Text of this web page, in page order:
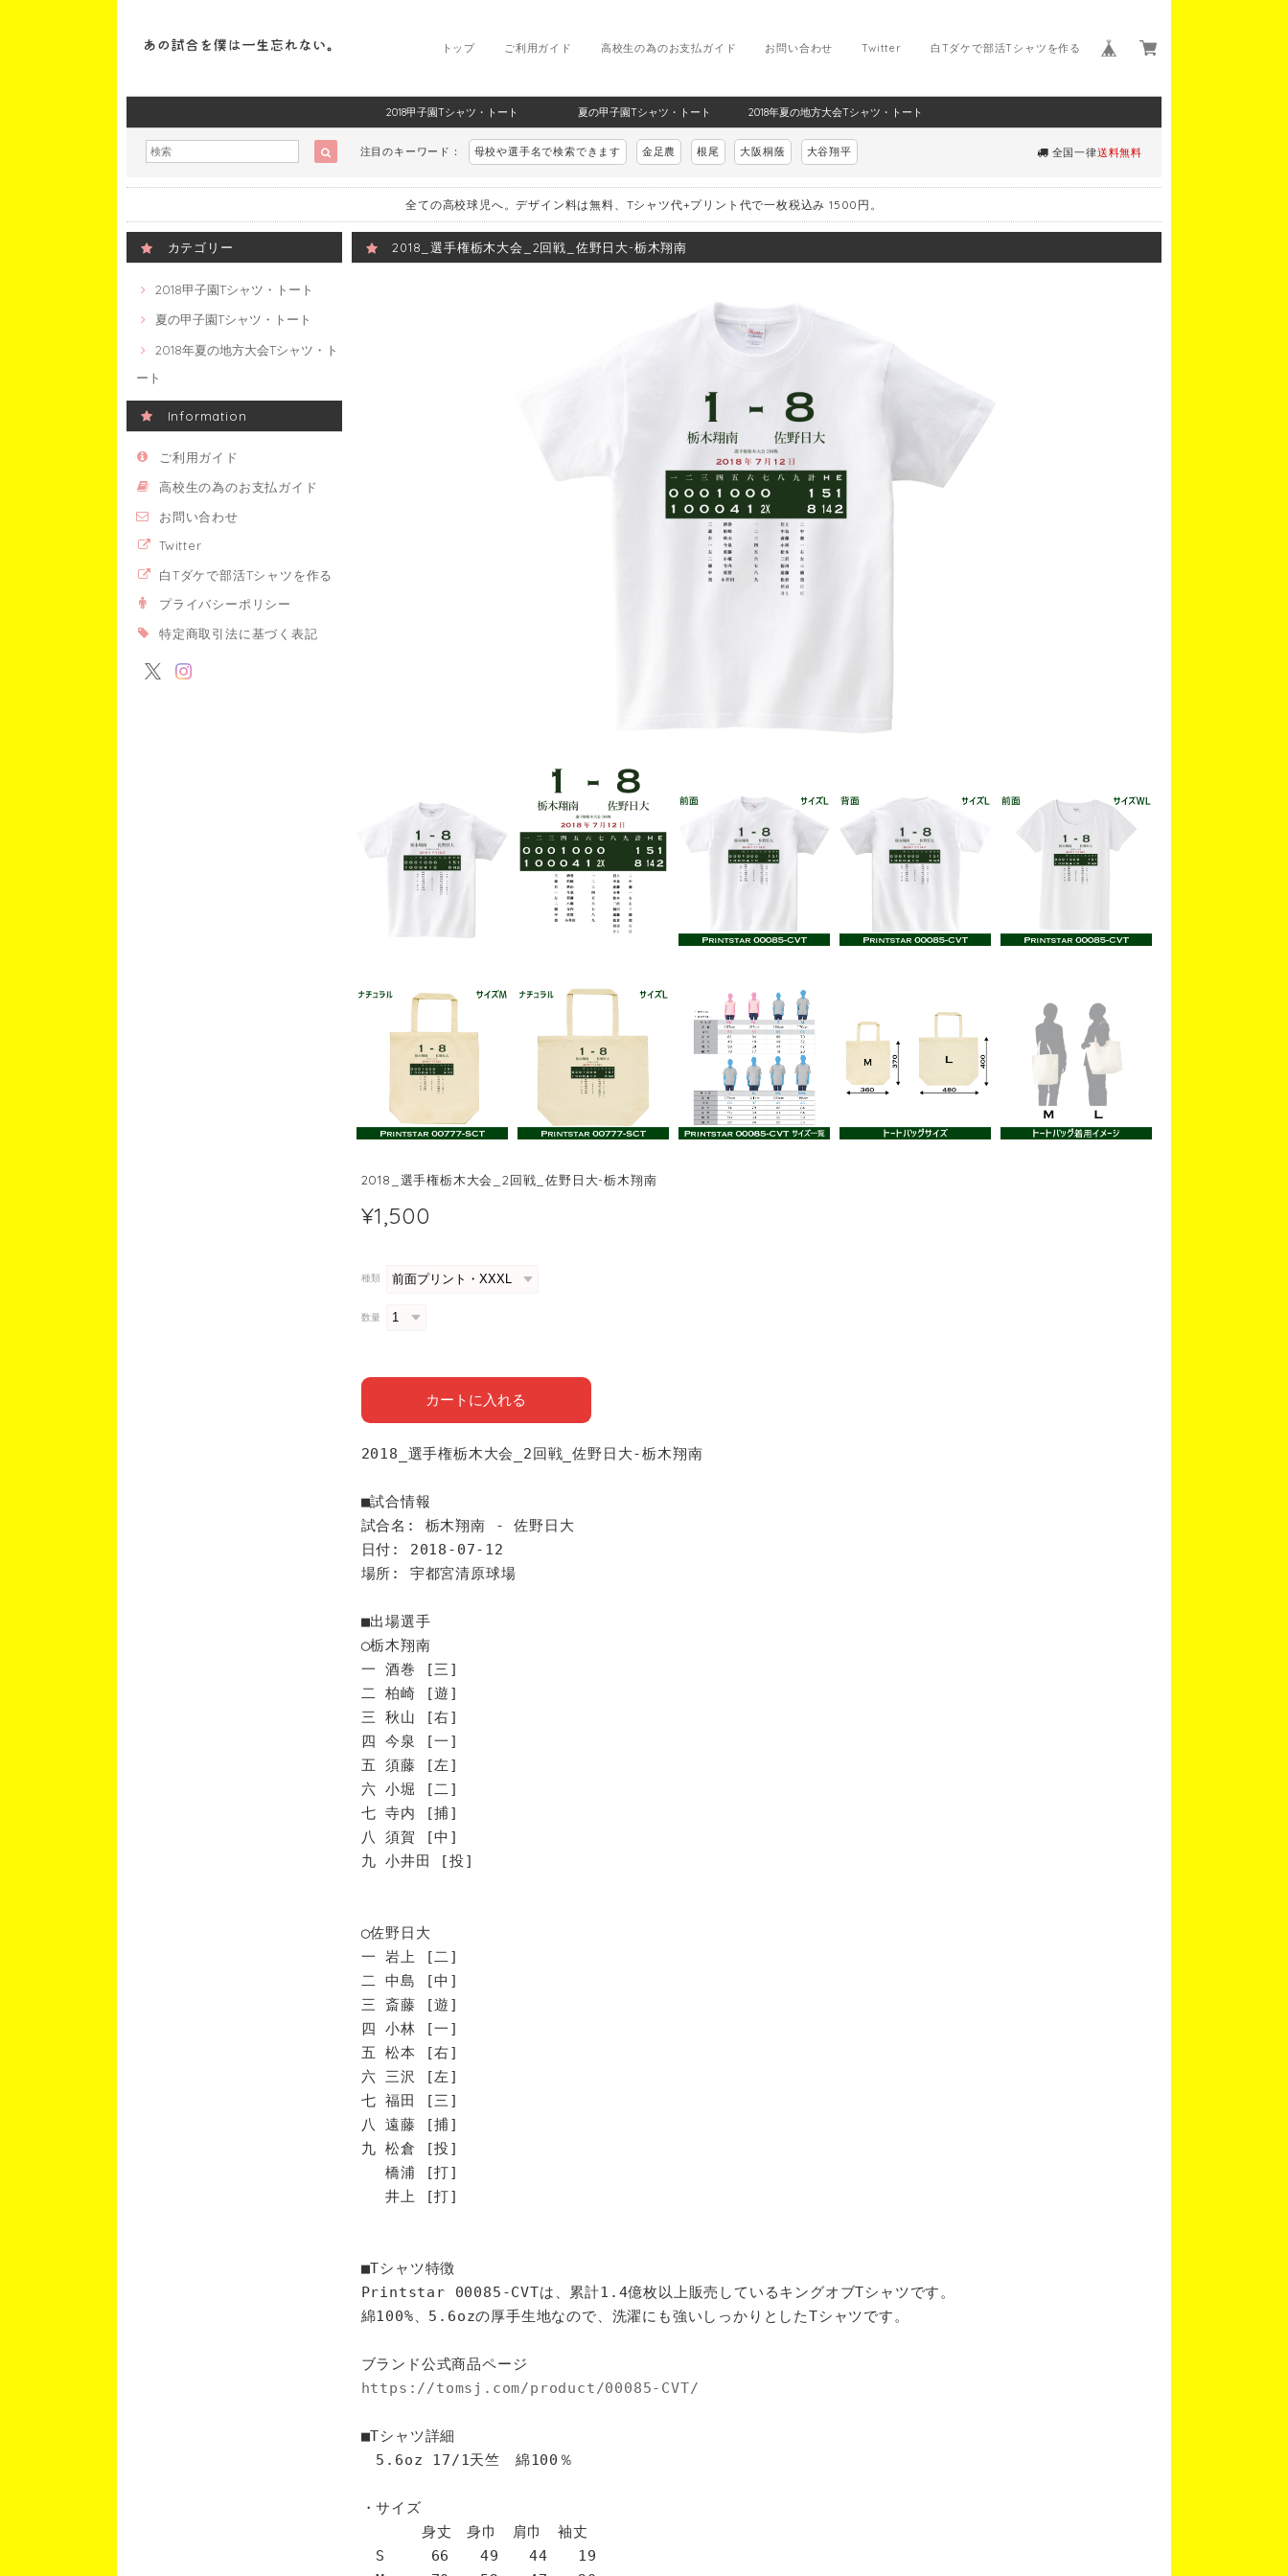
白Tダケで部活Tシャツを作る
Twitter
お問い合わせ
高校生の為のお支払ガイド
ご利用ガイド
トップ
2018甲子園Tシャツ・トート 夏の甲子園Tシャツ・トート 2018年夏の地方大会Tシャツ・トート
注目のキーワード： 母校や選手名で検索できます 金足農 根尾 大阪桐蔭 大谷翔平 全国一律送料無料
全ての高校球児へ。デザイン料は無料、Tシャツ代+プリント代で一枚税込み 1500円。
カテゴリー
2018甲子園Tシャツ・トート
夏の甲子園Tシャツ・トート
2018年夏の地方大会Tシャツ・ト
ート
Information
ご利用ガイド
高校生の為のお支払ガイド
お問い合わせ
Twitter
白Tダケで部活Tシャツを作る
プライバシーポリシー
特定商取引法に基づく表記
2018_選手権栃木大会_2回戦_佐野日大-栃木翔南
2018_選手権栃木大会_2回戦_佐野日大-栃木翔南
¥1,500
種類
数量
カートに入れる
2018_選手権栃木大会_2回戦_佐野日大-栃木翔南
■試合情報
試合名: 栃木翔南 - 佐野日大
日付: 2018-07-12
場所: 宇都宮清原球場
■出場選手
◯栃木翔南
一 酒巻 [三]
二 柏崎 [遊]
三 秋山 [右]
四 今泉 [一]
五 須藤 [左]
六 小堀 [二]
七 寺内 [捕]
八 須賀 [中]
九 小井田 [投]
◯佐野日大
一 岩上 [二]
二 中島 [中]
三 斎藤 [遊]
四 小林 [一]
五 松本 [右]
六 三沢 [左]
七 福田 [三]
八 遠藤 [捕]
九 松倉 [投]
橋浦 [打]
井上 [打]
■Tシャツ特徴
Printstar 00085-CVTは、累計1.4億枚以上販売しているキングオブTシャツです。
綿100%、5.6ozの厚手生地なので、洗濯にも強いしっかりとしたTシャツです。
ブランド公式商品ページ
https://tomsj.com/product/00085-CVT/
■Tシャツ詳細
5.6oz 17/1天竺 綿100％
・サイズ
身丈 身巾 肩巾 袖丈
S 66 49 44 19